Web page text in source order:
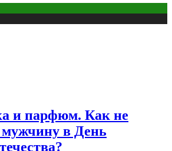
и парфюм. Как не
мужчину в День